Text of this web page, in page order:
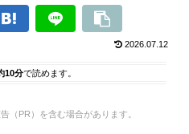
2026.07.12
10分で読めます。
（PR）を含む場合があります。